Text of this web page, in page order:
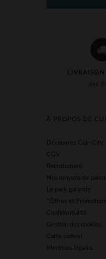
LIVRAISON
dès
À PROPOS DE
Découvrez Cuir-City
CGV
Recrutement
Nos moyens de
Le pack garantie
*Offres et
Confidentialité
Gestion des cookies
Carte cadeau
Mentions légales